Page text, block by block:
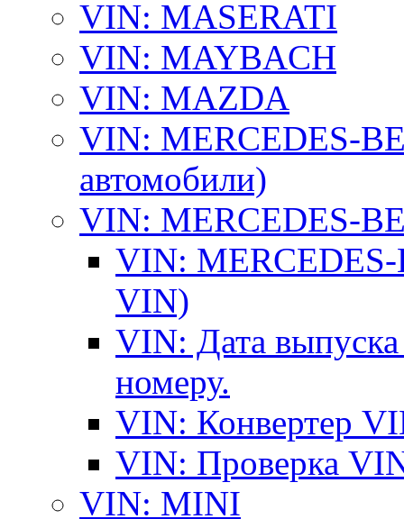
VIN: MASERATI
VIN: MAYBACH
VIN: MAZDA
VIN: MERCEDES-
автомобили)
VIN: MERCEDES-
VIN: MERCEDES-
VIN)
VIN: Дата
номеру.
VIN: Конвертер
VIN: Проверка
VIN: MINI